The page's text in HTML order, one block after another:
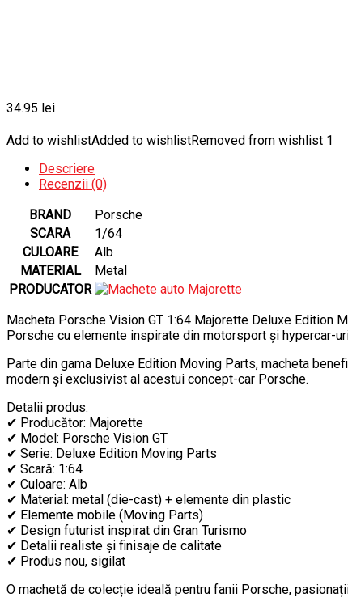
34.95 lei
Add to wishlistAdded to wishlistRemoved from wishlist 1
Descriere
Recenzii (0)
BRAND
Porsche
SCARA
1/64
CULOARE
Alb
MATERIAL
Metal
PRODUCATOR
Macheta Porsche Vision GT 1:64 Majorette Deluxe Edition
Porsche cu elemente inspirate din motorsport și hypercar-
Parte din gama Deluxe Edition Moving Parts, macheta
modern și exclusivist al acestui concept-car Porsche.
Detalii produs:
✔ Producător: Majorette
✔ Model: Porsche Vision GT
✔ Serie: Deluxe Edition Moving Parts
✔ Scară: 1:64
✔ Culoare: Alb
✔ Material: metal (die-cast) + elemente din plastic
✔ Elemente mobile (Moving Parts)
✔ Design futurist inspirat din Gran Turismo
✔ Detalii realiste și finisaje de calitate
✔ Produs nou, sigilat
O machetă de colecție ideală pentru fanii Porsche,